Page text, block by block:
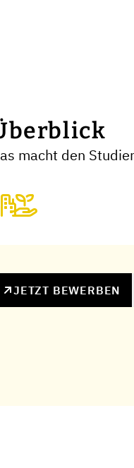
macht den
JETZT BEWERBEN